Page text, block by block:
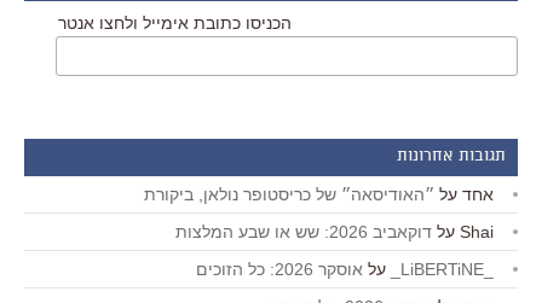
הכניסו כתובת אימייל ולחצו אנטר
תגובות אחרונות
אחד על ״האודיסאה״ של כריסטופר נולאן, ביקורת
Shai על דוקאביב 2026: שש או שבע המלצות
על אוסקר 2026: כל הזוכים